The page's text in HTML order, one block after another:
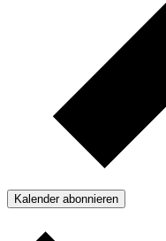
Kalender abonnieren